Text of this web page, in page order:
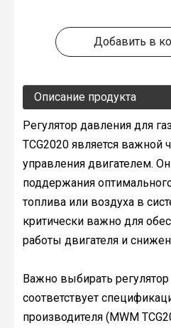
Добавить в
Описание продукта
Регулятор давления для
TCG2020 является важной
управления двигателем.
поддержания
топлива или воздуха в
критически важно для
работы двигателя и
Важно выбирать
соответствует
производителя (MWM